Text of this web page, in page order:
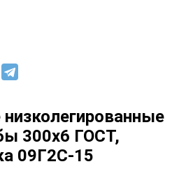
300х6 ГОСТ,
09Г2С-15